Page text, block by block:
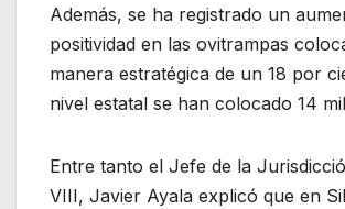
Además, se ha registrado un
positividad en las ovitrampas
manera estratégica de un 18 por
nivel estatal se han colocado 14
Entre tanto el Jefe de la
VIII, Javier Ayala explicó que en